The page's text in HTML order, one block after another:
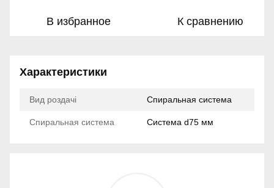
В избранное К сравнению
Характеристики
Вид роздачі Спиральная система
Спиральная система Система d75 мм